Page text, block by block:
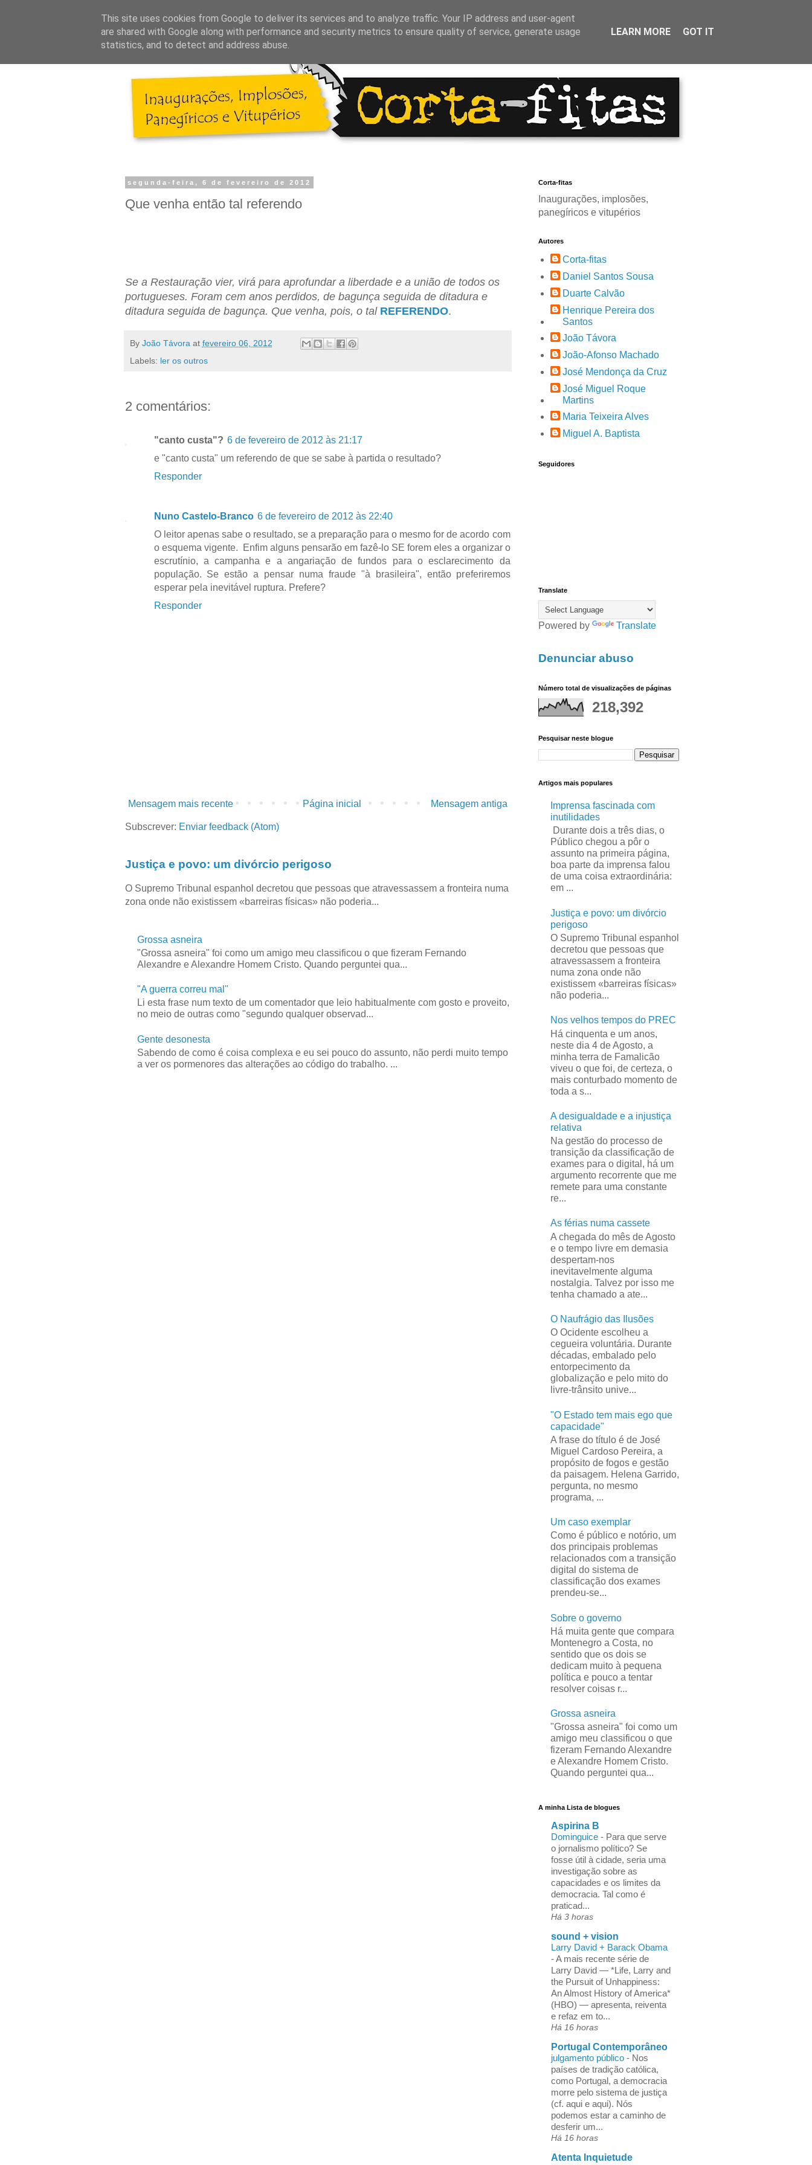
segunda-feira, 6 de fevereiro de 2012
Que venha então tal referendo
Se a Restauração vier, virá para aprofundar a liberdade e a união de todos os
portugueses. Foram cem anos perdidos, de bagunça seguida de ditadura e
ditadura seguida de bagunça. Que venha, pois, o tal REFERENDO.
By João Távora at fevereiro 06, 2012
Labels: ler os outros
2 comentários:
"canto custa"? 6 de fevereiro de 2012 às 21:17
e "canto custa" um referendo de que se sabe à partida o resultado?
Responder
Nuno Castelo-Branco 6 de fevereiro de 2012 às 22:40
O leitor apenas sabe o resultado, se a preparação para o mesmo for de acordo com
o esquema vigente. Enfim alguns pensarão em fazê-lo SE forem eles a organizar o
escrutínio, a campanha e a angariação de fundos para o esclarecimento da
população. Se estão a pensar numa fraude "à brasileira", então preferiremos
esperar pela inevitável ruptura. Prefere?
Responder
Mensagem mais recente Mensagem antiga
Página inicial
Subscrever: Enviar feedback (Atom)
Justiça e povo: um divórcio perigoso
O Supremo Tribunal espanhol decretou que pessoas que atravessassem a fronteira numa
zona onde não existissem «barreiras físicas» não poderia...
Grossa asneira
"Grossa asneira" foi como um amigo meu classificou o que fizeram Fernando
Alexandre e Alexandre Homem Cristo. Quando perguntei qua...
"A guerra correu mal"
Li esta frase num texto de um comentador que leio habitualmente com gosto e proveito,
no meio de outras como "segundo qualquer observad...
Gente desonesta
Sabendo de como é coisa complexa e eu sei pouco do assunto, não perdi muito tempo
a ver os pormenores das alterações ao código do trabalho. ...
Corta-fitas
Inaugurações, implosões,
panegíricos e vitupérios
Autores
Corta-fitas
Daniel Santos Sousa
Duarte Calvão
Henrique Pereira dos
Santos
João Távora
João-Afonso Machado
José Mendonça da Cruz
José Miguel Roque
Martins
Maria Teixeira Alves
Miguel A. Baptista
Seguidores
Translate
Powered by Translate
Denunciar abuso
Número total de visualizações de páginas
218,392
Pesquisar neste blogue
Artigos mais populares
Imprensa fascinada com
inutilidades
Durante dois a três dias, o
Público chegou a pôr o
assunto na primeira página,
boa parte da imprensa falou
de uma coisa extraordinária:
em ...
Justiça e povo: um divórcio
perigoso
O Supremo Tribunal espanhol
decretou que pessoas que
atravessassem a fronteira
numa zona onde não
existissem «barreiras físicas»
não poderia...
Nos velhos tempos do PREC
Há cinquenta e um anos,
neste dia 4 de Agosto, a
minha terra de Famalicão
viveu o que foi, de certeza, o
mais conturbado momento de
toda a s...
A desigualdade e a injustiça
relativa
Na gestão do processo de
transição da classificação de
exames para o digital, há um
argumento recorrente que me
remete para uma constante
re...
As férias numa cassete
A chegada do mês de Agosto
e o tempo livre em demasia
despertam-nos
inevitavelmente alguma
nostalgia. Talvez por isso me
tenha chamado a ate...
O Naufrágio das Ilusões
O Ocidente escolheu a
cegueira voluntária. Durante
décadas, embalado pelo
entorpecimento da
globalização e pelo mito do
livre-trânsito unive...
"O Estado tem mais ego que
capacidade"
A frase do título é de José
Miguel Cardoso Pereira, a
propósito de fogos e gestão
da paisagem. Helena Garrido,
pergunta, no mesmo
programa, ...
Um caso exemplar
Como é público e notório, um
dos principais problemas
relacionados com a transição
digital do sistema de
classificação dos exames
prendeu-se...
Sobre o governo
Há muita gente que compara
Montenegro a Costa, no
sentido que os dois se
dedicam muito à pequena
política e pouco a tentar
resolver coisas r...
Grossa asneira
"Grossa asneira" foi como um
amigo meu classificou o que
fizeram Fernando Alexandre
e Alexandre Homem Cristo.
Quando perguntei qua...
A minha Lista de blogues
Aspirina B
Dominguice - Para que serve
o jornalismo político? Se
fosse útil à cidade, seria uma
investigação sobre as
capacidades e os limites da
democracia. Tal como é
praticad...
Há 3 horas
sound + vision
Larry David + Barack Obama
-A mais recente série de
Larry David — *Life, Larry and
the Pursuit of Unhappiness:
An Almost History of America*
(HBO) — apresenta, reiventa
e refaz em to...
Há 16 horas
Portugal Contemporâneo
julgamento público - Nos
países de tradição católica,
como Portugal, a democracia
morre pelo sistema de justiça
(cf. aqui e aqui). Nós
podemos estar a caminho de
desferir um...
Há 16 horas
Atenta Inquietude
This site uses cookies from Google to deliver its services and to analyze traffic. Your IP address and user-agent
are shared with Google along with performance and security metrics to ensure quality of service, generate usage
statistics, and to detect and address abuse.
LEARN MORE GOT IT